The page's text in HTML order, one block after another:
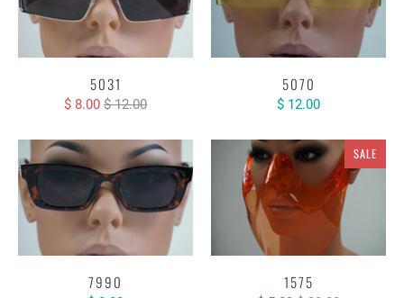
5031
$ 8.00 $ 12.00
5070
$ 12.00
7990
SALE
1575